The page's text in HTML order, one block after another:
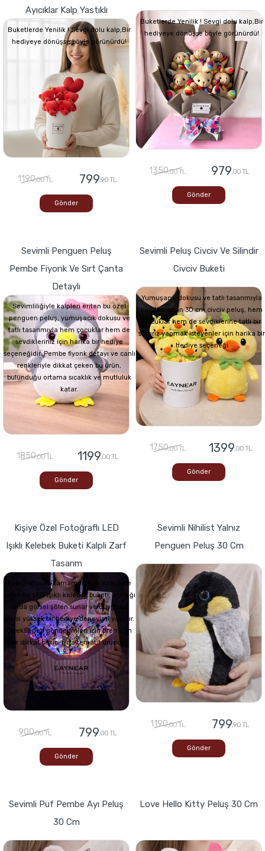
Ayıcıklar Kalp Yastıklı
Buketlerde Yenilik ! Sevgi dolu kalp,Bir
hediyeye dönüşse böyle görünürdü!
1190,00 TL 799,90 TL
Gönder
Buketlerde Yenilik ! Sevgi dolu kalp,Bir
hediyeye dönüşse böyle görünürdü!
1350,00 TL 979,00 TL
Gönder
Sevimli Penguen Peluş
Pembe Fiyonk Ve Sırt Çanta
Detaylı
Sevimliliğiyle kalpleri eriten bu özel
penguen peluş, yumuşacık dokusu ve
tatlı tasarımıyla hem çocuklar hem de
sevdikleriniz için harika bir hediye
seçeneğidir. Pembe fiyonk detayı ve canlı
renkleriyle dikkat çeken bu ürün,
bulunduğu ortama sıcaklık ve mutluluk
katar.
1850,00 TL 1199,00 TL
Gönder
Sevimli Peluş Civciv Ve Silindir
Civciv Buketi
Yumuşacık dokusu ve tatlı tasarımıyla
kalpleri ısıtan 30 cm civciv peluş, hem
çocuklar hem de sevdiklerine tatlı bir
sürpriz yapmak isteyenler için harika bir
hediye seçeneği
1750,00 TL 1399,00 TL
Gönder
Kişiye Özel Fotoğraflı LED
Işıklı Kelebek Buketi Kalpli Zarf
Tasarım
Fotoğrafınızla tamamen size özel hale
gelen bu LED ışıklı kelebek buketi, açıldığı
anda görsel şölen sunar ve duygusal
etkisi yüksek bir hediye deneyimi yaşatır.
ÇiçekSepeti gönderimleri için premium
ve dikkat çekici bir alternatif üründür
900,00 TL 799,00 TL
Gönder
Sevimli Nihilist Yalnız
Penguen Peluş 30 Cm
1190,00 TL 799,90 TL
Gönder
Sevimli Puf Pembe Ayı Peluş
30 Cm
Love Hello Kitty Peluş 30 Cm